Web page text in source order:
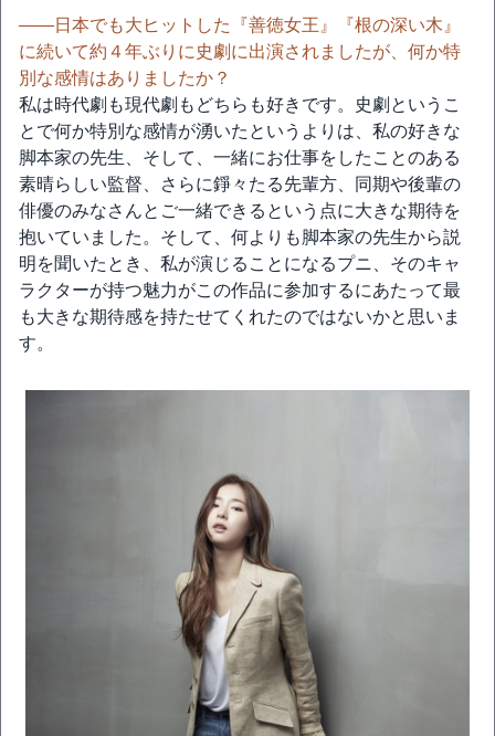
――日本でも大ヒットした『善徳女王』『根の深い木』
に続いて約４年ぶりに史劇に出演されましたが、何か特
別な感情はありましたか？
私は時代劇も現代劇もどちらも好きです。史劇というこ
とで何か特別な感情が湧いたというよりは、私の好きな
脚本家の先生、そして、一緒にお仕事をしたことのある
素晴らしい監督、さらに錚々たる先輩方、同期や後輩の
俳優のみなさんとご一緒できるという点に大きな期待を
抱いていました。そして、何よりも脚本家の先生から説
明を聞いたとき、私が演じることになるプニ、そのキャ
ラクターが持つ魅力がこの作品に参加するにあたって最
も大きな期待感を持たせてくれたのではないかと思いま
す。